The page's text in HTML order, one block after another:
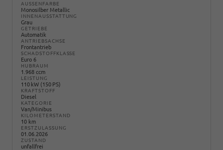
AUSSENFARBE
Monosilber Metallic
INNENAUSSTATTUNG
Grau
GETRIEBE
Automatik
ANTRIEBSACHSE
Frontantrieb
SCHADSTOFFKLASSE
Euro 6
HUBRAUM
1.968 ccm
LEISTUNG
110 kW (150 PS)
KRAFTSTOFF
Diesel
KATEGORIE
Van/Minibus
KILOMETERSTAND
10 km
ERSTZULASSUNG
01.06.2026
ZUSTAND
unfallfrei